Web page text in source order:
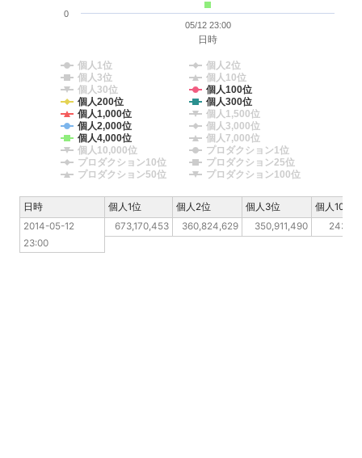
日時
05/12 23:00
0
個人1位
個人2位
個人3位
個人10位
個人30位
個人100位
個人200位
個人300位
個人1,000位
個人1,500位
個人2,000位
個人3,000位
個人4,000位
個人7,000位
個人10,000位
プロダクション1位
プロダクション10位
プロダクション25位
プロダクション50位
プロダクション100位
2014-05-12 23:00 673,170,453 360,824,629 350,911,490
日時 個人1位 個人2位 個人3位
個人10位
2014-05-12
23:00
日時